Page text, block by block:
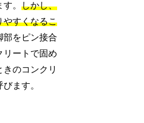
す。しかし、
やすくなるこ
部をピン接合
リートで固め
のコンクリ
びます。